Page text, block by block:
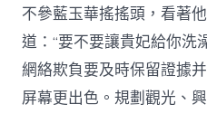
不參藍玉華搖搖頭，看著
道：“要不要讓貴妃給你洗
網絡欺負要及時保留證據
屏幕更出色。規劃觀光、